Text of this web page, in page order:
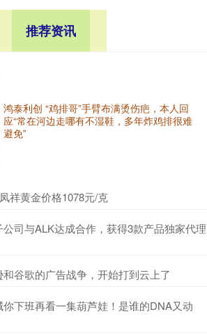
推荐资讯
鸿泰利创 “鸡排哥”手臂布满烫伤疤，本人回
应“常在河边走哪有不湿鞋，多年炸鸡排很难
避免”
祥黄金价格1078元/克
司与ALK达成合作，获得3款产品独家代理
谷歌的广告战争，开始打到云上了
下班再看一集葫芦娃！是谁的DNA又动